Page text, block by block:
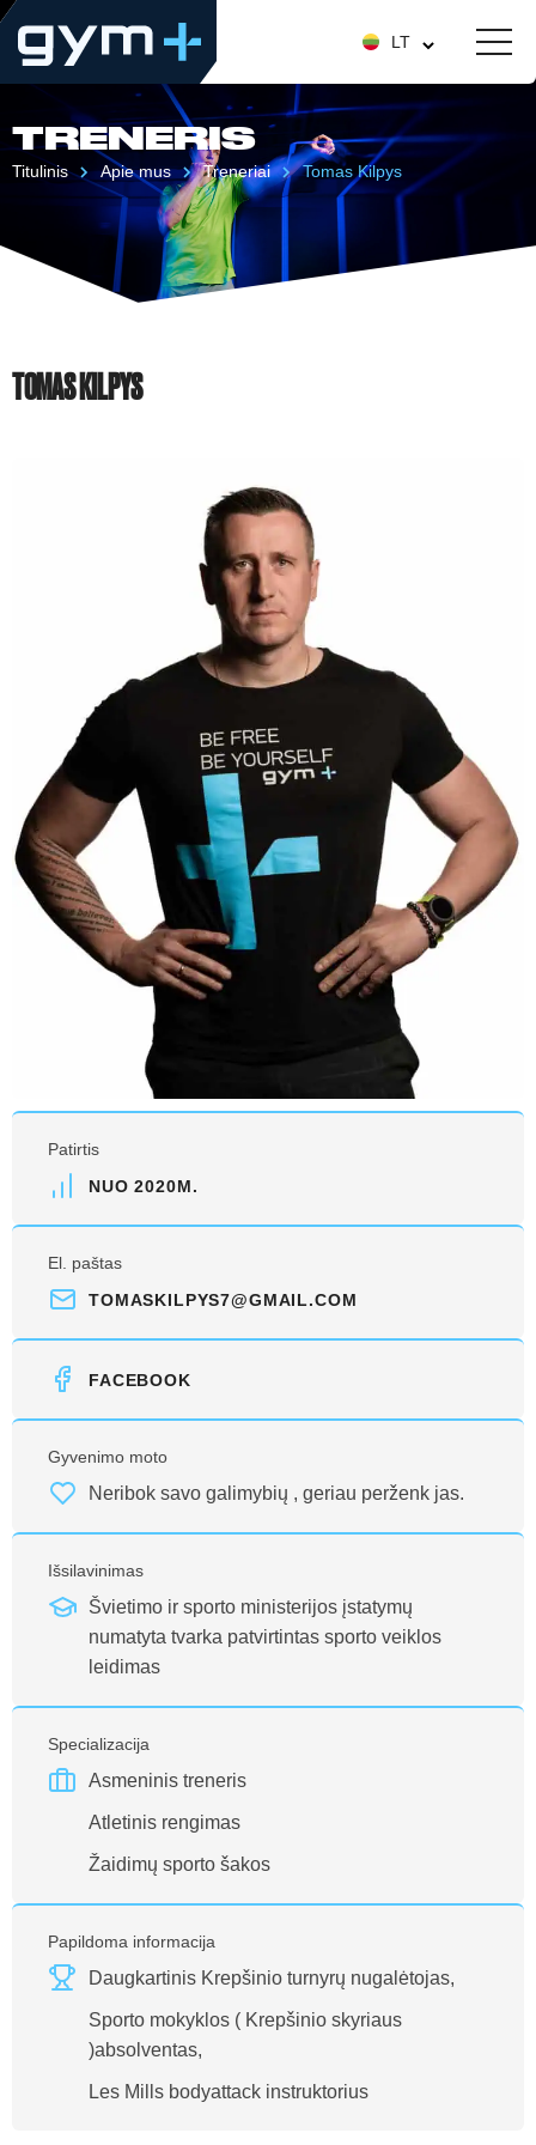
LT
TRENERIS
Titulinis Apie mus Treneriai Tomas Kilpys
TOMAS KILPYS
Patirtis
NUO 2020M.
El. paštas
TOMASKILPYS7@GMAIL.COM
FACEBOOK
Gyvenimo moto
Neribok savo galimybių , geriau perženk jas.
Išsilavinimas
Švietimo ir sporto ministerijos įstatymų
numatyta tvarka patvirtintas sporto veiklos
leidimas
Specializacija
Asmeninis treneris
Atletinis rengimas
Žaidimų sporto šakos
Papildoma informacija
Daugkartinis Krepšinio turnyrų nugalėtojas,
Sporto mokyklos ( Krepšinio skyriaus
)absolventas,
Les Mills bodyattack instruktorius